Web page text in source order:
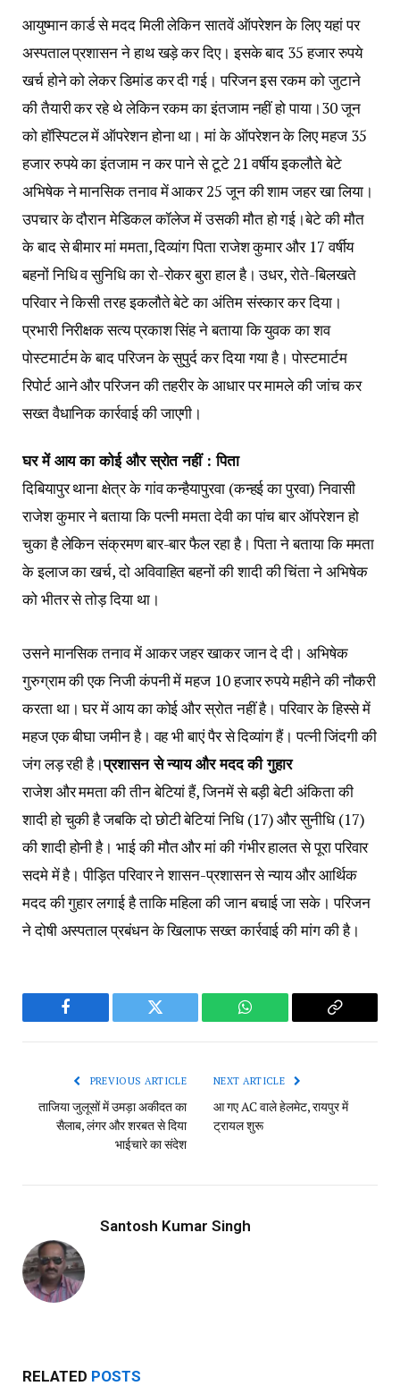
आयुष्मान कार्ड से मदद मिली लेकिन सातवें ऑपरेशन के लिए यहां पर
अस्पताल प्रशासन ने हाथ खड़े कर दिए। इसके बाद 35 हजार रुपये
खर्च होने को लेकर डिमांड कर दी गई। परिजन इस रकम को जुटाने
की तैयारी कर रहे थे लेकिन रकम का इंतजाम नहीं हो पाया।30 जून
को हॉस्पिटल में ऑपरेशन होना था। मां के ऑपरेशन के लिए महज 35
हजार रुपये का इंतजाम न कर पाने से टूटे 21 वर्षीय इकलौते बेटे
अभिषेक ने मानसिक तनाव में आकर 25 जून की शाम जहर खा लिया।
उपचार के दौरान मेडिकल कॉलेज में उसकी मौत हो गई।बेटे की मौत
के बाद से बीमार मां ममता, दिव्यांग पिता राजेश कुमार और 17 वर्षीय
बहनों निधि व सुनिधि का रो-रोकर बुरा हाल है। उधर, रोते-बिलखते
परिवार ने किसी तरह इकलौते बेटे का अंतिम संस्कार कर दिया।
प्रभारी निरीक्षक सत्य प्रकाश सिंह ने बताया कि युवक का शव
पोस्टमार्टम के बाद परिजन के सुपुर्द कर दिया गया है। पोस्टमार्टम
रिपोर्ट आने और परिजन की तहरीर के आधार पर मामले की जांच कर
सख्त वैधानिक कार्रवाई की जाएगी।
घर में आय का कोई और स्रोत नहीं : पिता
दिबियापुर थाना क्षेत्र के गांव कन्हैयापुरवा (कन्हई का पुरवा) निवासी
राजेश कुमार ने बताया कि पत्नी ममता देवी का पांच बार ऑपरेशन हो
चुका है लेकिन संक्रमण बार-बार फैल रहा है। पिता ने बताया कि ममता
के इलाज का खर्च, दो अविवाहित बहनों की शादी की चिंता ने अभिषेक
को भीतर से तोड़ दिया था।
उसने मानसिक तनाव में आकर जहर खाकर जान दे दी। अभिषेक
गुरुग्राम की एक निजी कंपनी में महज 10 हजार रुपये महीने की नौकरी
करता था। घर में आय का कोई और स्रोत नहीं है। परिवार के हिस्से में
महज एक बीघा जमीन है। वह भी बाएं पैर से दिव्यांग हैं। पत्नी जिंदगी की
जंग लड़ रही है।प्रशासन से न्याय और मदद की गुहार
राजेश और ममता की तीन बेटियां हैं, जिनमें से बड़ी बेटी अंकिता की
शादी हो चुकी है जबकि दो छोटी बेटियां निधि (17) और सुनीधि (17)
की शादी होनी है। भाई की मौत और मां की गंभीर हालत से पूरा परिवार
सदमे में है। पीड़ित परिवार ने शासन-प्रशासन से न्याय और आर्थिक
मदद की गुहार लगाई है ताकि महिला की जान बचाई जा सके। परिजन
ने दोषी अस्पताल प्रबंधन के खिलाफ सख्त कार्रवाई की मांग की है।
Facebook Twitter WhatsApp
Copy
PREVIOUS ARTICLE
ताजिया जुलूसों में उमड़ा अकीदत का
सैलाब, लंगर और शरबत से दिया
भाईचारे का संदेश
NEXT ARTICLE
आ गए AC वाले हेलमेट, रायपुर में
ट्रायल शुरू
Santosh Kumar Singh
RELATED POSTS